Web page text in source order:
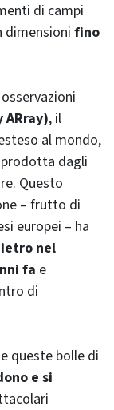
di campi
dimensioni fino
ARray), il
al mondo,
prodotta dagli
Questo
– frutto di
europei – ha
nel
fa e
di
queste bolle di
e si